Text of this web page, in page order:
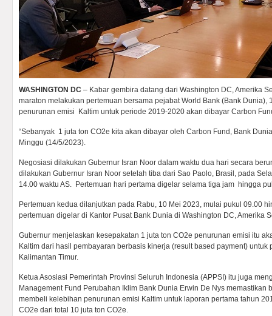
WASHINGTON DC – Kabar gembira datang dari Washington DC, Amerika
maraton melakukan pertemuan bersama pejabat World Bank (Bank Dunia),
penurunan emisi Kaltim untuk periode 2019-2020 akan dibayar Carbon
“Sebanyak 1 juta ton CO2e kita akan dibayar oleh Carbon Fund, Bank
Minggu (14/5/2023).
Negosiasi dilakukan Gubernur Isran Noor dalam waktu dua hari secara
dilakukan Gubernur Isran Noor setelah tiba dari Sao Paolo, Brasil, pada
14.00 waktu AS. Pertemuan hari pertama digelar selama tiga jam hingga
Pertemuan kedua dilanjutkan pada Rabu, 10 Mei 2023, mulai pukul 09.00
pertemuan digelar di Kantor Pusat Bank Dunia di Washington DC, Amerika
Gubernur menjelaskan kesepakatan 1 juta ton CO2e penurunan emisi itu
Kaltim dari hasil pembayaran berbasis kinerja (result based payment) untuk
Kalimantan Timur.
Ketua Asosiasi Pemerintah Provinsi Seluruh Indonesia (APPSI) itu juga
Management Fund Perubahan Iklim Bank Dunia Erwin De Nys memastikan
membeli kelebihan penurunan emisi Kaltim untuk laporan pertama tahun
CO2e dari total 10 juta ton CO2e.